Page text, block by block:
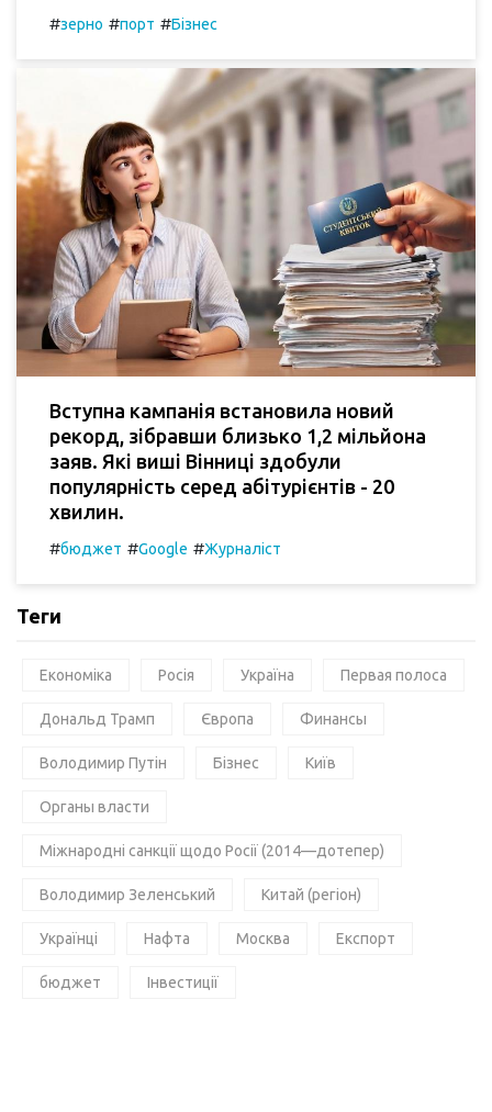
#зерно #порт #Бізнес
Вступна кампанія встановила новий
рекорд, зібравши близько 1,2 мільйона
заяв. Які виші Вінниці здобули
популярність серед абітурієнтів - 20
хвилин.
#бюджет #Google #Журналіст
Теги
Економіка Росія Україна Первая полоса
Дональд Трамп Європа Финансы
Володимир Путін Бізнес Київ
Органы власти
Міжнародні санкції щодо Росії (2014—дотепер)
Володимир Зеленський Китай (регіон)
Українці Нафта Москва Експорт
бюджет Інвестиції